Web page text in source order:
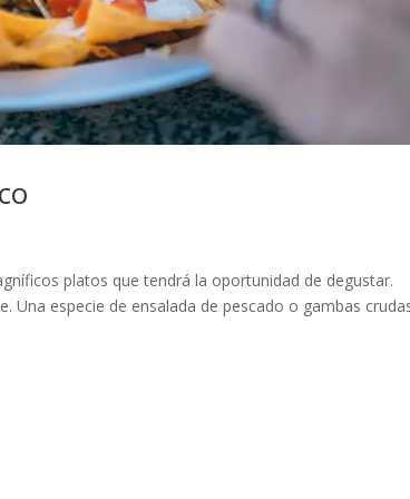
platos que tendrá la oportunidad de degustar.
Una especie de ensalada de pescado o gambas